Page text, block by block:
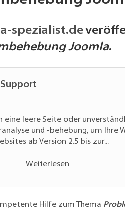
spezialist.de
Joomla.
leere Seite oder
und -behebung, um Ihre
ab Version 2.5 bis zur...
Weiterlesen
Hilfe zum Thema